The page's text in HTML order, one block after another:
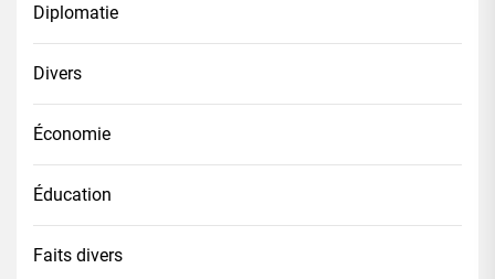
Diplomatie
Divers
Économie
Éducation
Faits divers